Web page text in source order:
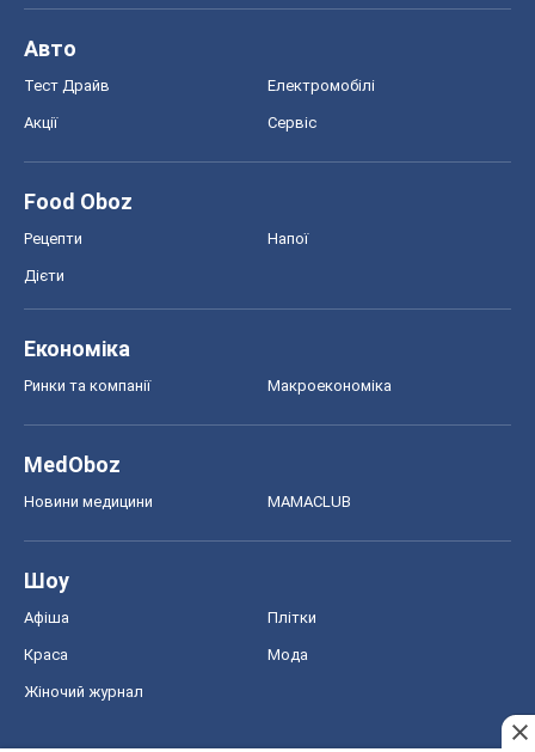
Авто
Тест Драйв Електромобілі
Акції Сервіс
Food Oboz
Рецепти Напої
Дієти
Економіка
Ринки та компанії Макроекономіка
MedOboz
Новини медицини MAMACLUB
Шоу
Афіша Плітки
Краса Мода
Жіночий журнал